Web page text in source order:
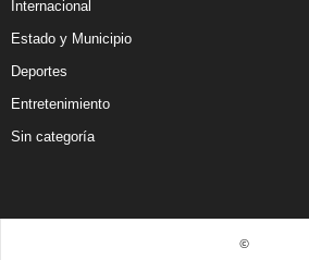
Internacional
Estado y Municipio
Deportes
Entretenimiento
Sin categoría
©